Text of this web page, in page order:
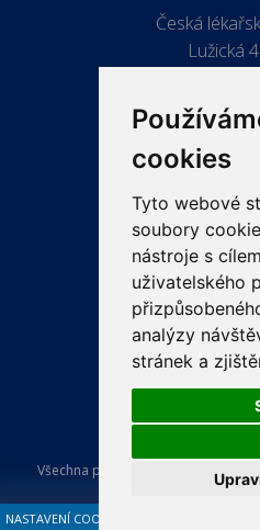
cookies
Tyto webové
soubory
nástroje s
uživatelského
analýzy
stránek a
NASTAVENÍ COOKIES
Česká
Lužická
PRO
PRO
Všechna práva vyhrazena Česká
ISSA